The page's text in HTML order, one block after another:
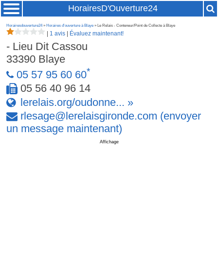
HorairesD'Ouverture24
Horairesdouverture24» Horaires d'ouverture à Blaye » Le Relais - Conteneur/Point de Collecte à Blaye
1 avis Évaluez maintenant!
- Lieu Dit Cassou
33390 Blaye
05 57 95 60 60*
05 56 40 96 14
lerelais.org/oudonne... »
rlesage@lerelaisgironde.com (envoyer
un message maintenant)
Affichage